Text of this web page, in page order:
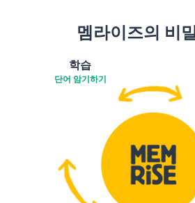
멤라이즈의 비
학습
단어 암기하기